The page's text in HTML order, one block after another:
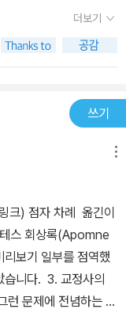
쁘게 해드리는 것 말고
지 못한 행동이니까.
말에 설득된 사람들이
여 소크라테스는 우선
. 그 밖에도 그는 절제
만족했다. (2) 그런
나 욕심쟁이나 호색가
크세노폰, <소크라테
상록>은 철학자이자
이 잘 드러나는 작품
플라톤(Platon, BCE
의 번역사를 ‘새로’
들 대부분을 한 번역
도 놀라운 일이며 새로
선생이 우리말로 옮
후에 출간되었지만
에 가늠자로 삼지 않
의 대화편을 따라가
지고 없기 때문이다.
서 노래하는 파랑새처
음은 아니다. 오래 전
<페르시아 원정기
더보기
쓰기
크) 점자 차례 옮긴이
스 회상록(Apomne
보기 일부를 점역했
습니다. 3. 교정사의
런 문제에 전념하는 자